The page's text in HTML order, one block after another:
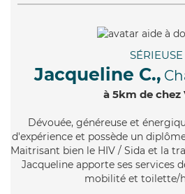
SÉRIEUSE
Jacqueline C.,
à 5km de chez
Dévouée, généreuse et
d'expérience et possède un
Maitrisant bien le HIV / Sida et la
Jacqueline apporte ses services
mobilité et toilette/